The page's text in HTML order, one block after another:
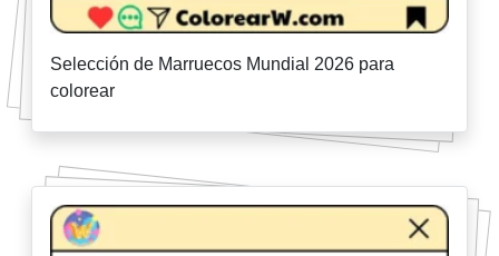
Selección de Marruecos Mundial 2026 para
colorear